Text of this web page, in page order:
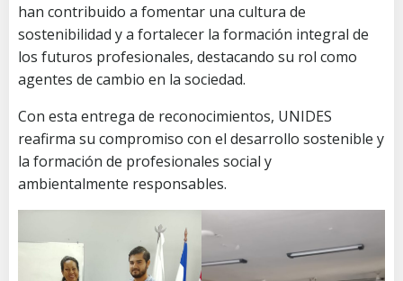
han contribuido a fomentar una cultura de
sostenibilidad y a fortalecer la formación integral de
los futuros profesionales, destacando su rol como
agentes de cambio en la sociedad.
Con esta entrega de reconocimientos, UNIDES
reafirma su compromiso con el desarrollo sostenible y
la formación de profesionales social y
ambientalmente responsables.